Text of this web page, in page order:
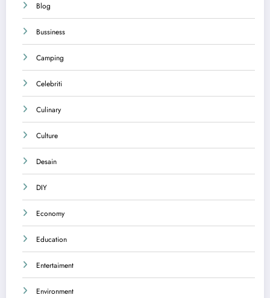
Blog
Bussiness
Camping
Celebriti
Culinary
Culture
Desain
DIY
Economy
Education
Entertaiment
Environment